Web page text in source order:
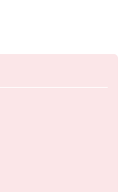
担当し、
れ、